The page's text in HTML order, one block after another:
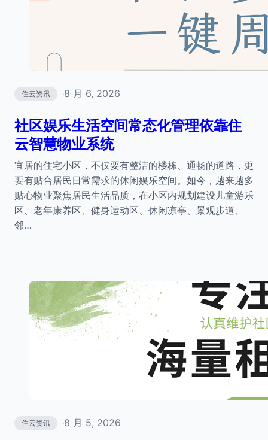
住云资讯 ·8 月 6, 2026
社区娱乐生活空间常态化管理依靠住
云智慧物业系统
宜居的住宅小区，不仅要有整洁的楼栋、通畅的道路，更
要有贴合居民日常需求的休闲娱乐空间。如今，越来越多
贴心物业聚焦居民生活品质，在小区内规划建设儿童游乐
区、老年康养区、健身运动区、休闲凉亭、景观步道、
邻…
住云资讯 ·8 月 5, 2026